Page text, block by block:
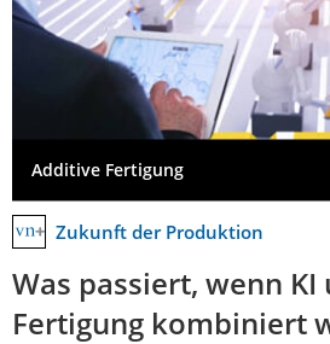
Additive Fertigung
Zukunft der Produktion
Was passiert, wenn
Fertigung kombiniert